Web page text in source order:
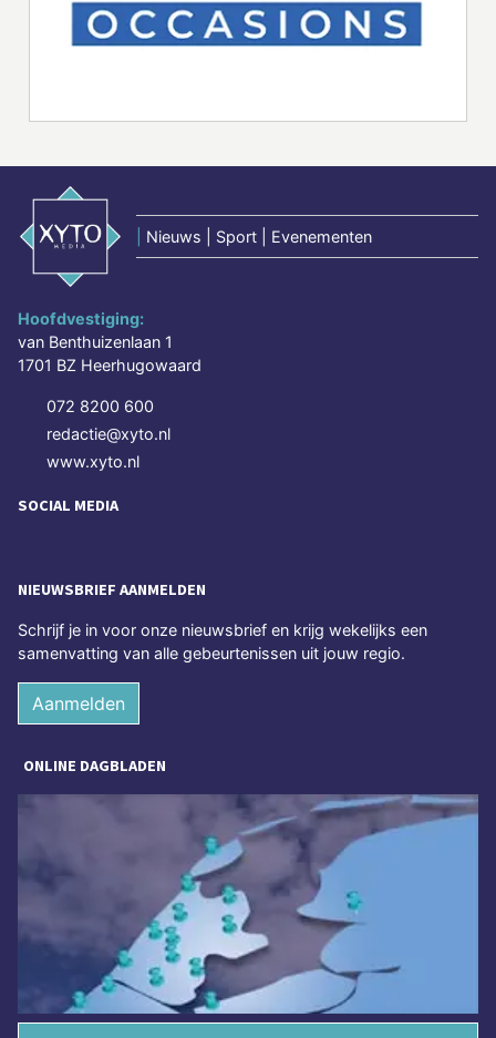
Nieuws | Sport | Evenementen
Hoofdvestiging:
van Benthuizenlaan 1
1701 BZ Heerhugowaard
072 8200 600
redactie@xyto.nl
www.xyto.nl
SOCIAL MEDIA
NIEUWSBRIEF AANMELDEN
Schrijf je in voor onze nieuwsbrief en krijg wekelijks een
samenvatting van alle gebeurtenissen uit jouw regio.
Aanmelden
ONLINE DAGBLADEN